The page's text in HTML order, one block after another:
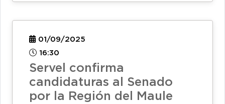
01/09/2025
16:30
Servel confirma
candidaturas al Senado
por la Región del Maule